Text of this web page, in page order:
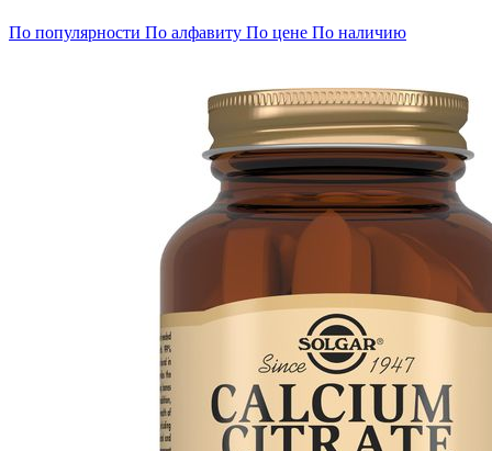
По популярности По алфавиту По цене По наличию